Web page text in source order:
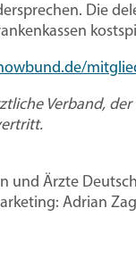
Die
Verband,
und Ärzte
Adrian